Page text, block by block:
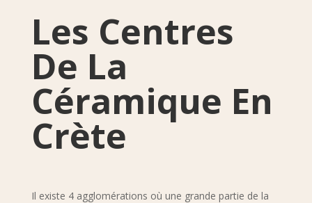
Les Centres
De La
Céramique En
Crète
Il existe 4 agglomérations où une grande partie de la